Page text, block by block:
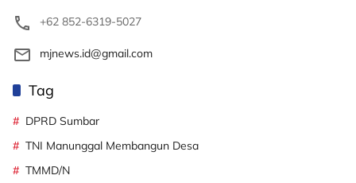
+62 852-6319-5027
mjnews.id@gmail.com
Tag
DPRD Sumbar
TNI Manunggal Membangun Desa
TMMD/N